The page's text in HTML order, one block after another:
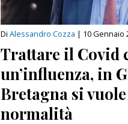
Di Alessandro Cozza | 10 Gennaio
Trattare il Covid
un’influenza, in
Bretagna si
normalità